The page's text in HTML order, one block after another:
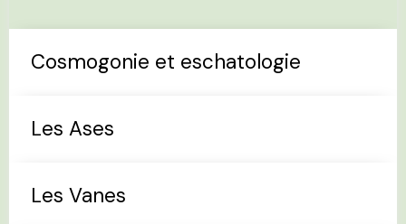
Cosmogonie et eschatologie
Les Ases
Les Vanes